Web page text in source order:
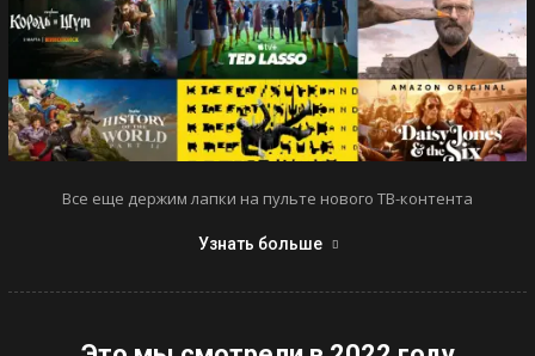
Все еще держим лапки на пульте нового ТВ-контента
Узнать больше